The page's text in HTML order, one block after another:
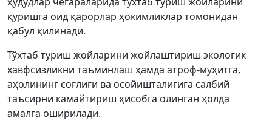
қуришга оид қарорлар ҳокимликлар томонидан
қабул қилинади.
Тўхтаб туриш жойларини жойлаштириш экологик
хавфсизликни таъминлаш ҳамда атроф-муҳитга,
аҳолининг соғлиғи ва осойишталигига салбий
таъсирни камайтириш ҳисобга олинган ҳолда
амалга оширилади.